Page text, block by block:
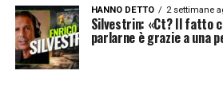
HANNO DETTO 2 settimane
Silvestrin: «Ct? Il fatto
parlarne è grazie a una